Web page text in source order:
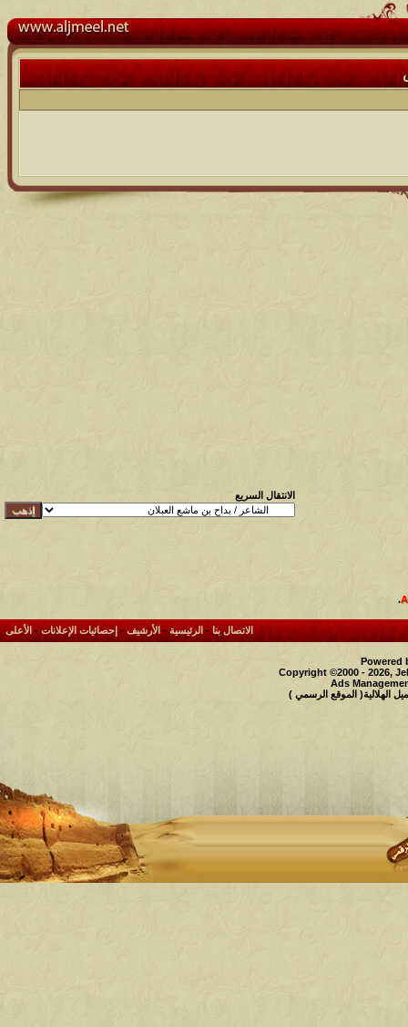
الانتقال السريع
.
الاتصال بنا- الرئيسية-الأرشيف- إحصائيات الإعلانات- الأعلى
Powered
Copyright ©2000 - 2026,
Ads
الهلالية( الموقع الرسمي )